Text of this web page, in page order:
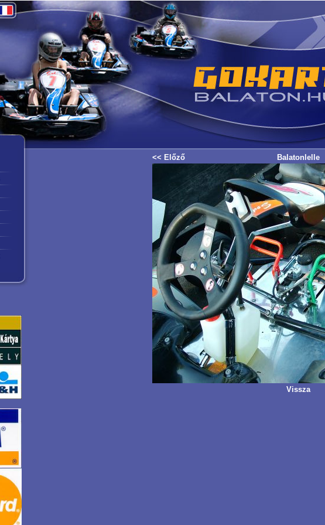
<< Előző Balatonlelle
Vissza